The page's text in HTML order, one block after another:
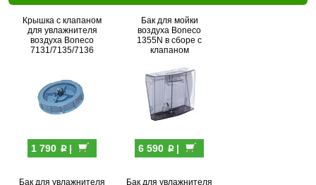
Крышка с клапаном
для увлажнителя
воздуха Boneco
7131/7135/7136
1 790 p|
Бак для мойки
воздуха Boneco
1355N в сборе с
клапаном
6 590 p|
Бак для увлажнителя Бак для увлажнителя